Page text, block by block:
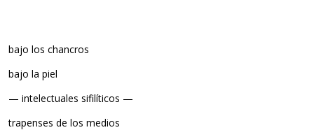
bajo los chancros
bajo la piel
— intelectuales sifilíticos —
trapenses de los medios